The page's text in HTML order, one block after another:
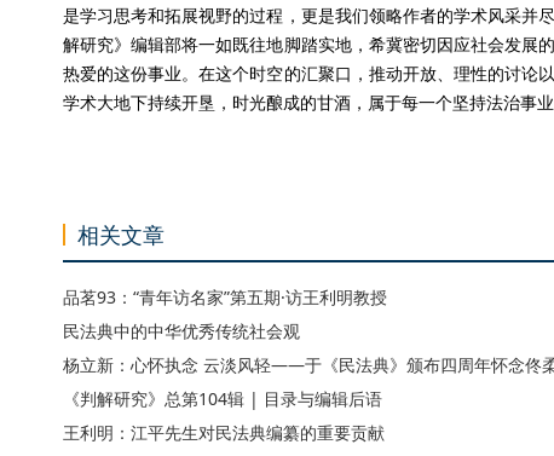
是学习思考和拓展视野的过程，更是我们领略作者的学术风采并
解研究》编辑部将一如既往地脚踏实地，希冀密切因应社会发展
热爱的这份事业。在这个时空的汇聚口，推动开放、理性的讨论
学术大地下持续开垦，时光酿成的甘酒，属于每一个坚持法治事业
相关文章
品茗93：“青年访名家”第五期·访王利明教授
民法典中的中华优秀传统社会观
杨立新：心怀执念 云淡风轻——于《民法典》颁布四周年怀念佟
《判解研究》总第104辑 | 目录与编辑后语
王利明：江平先生对民法典编纂的重要贡献